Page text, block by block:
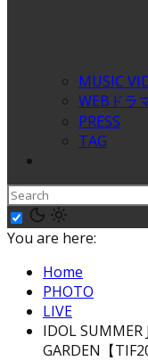
MUSIC
WEBドラ
PRESS
TAG
You are here:
Home
PHOTO
LIVE
IDOL SUMMER
GARDEN【